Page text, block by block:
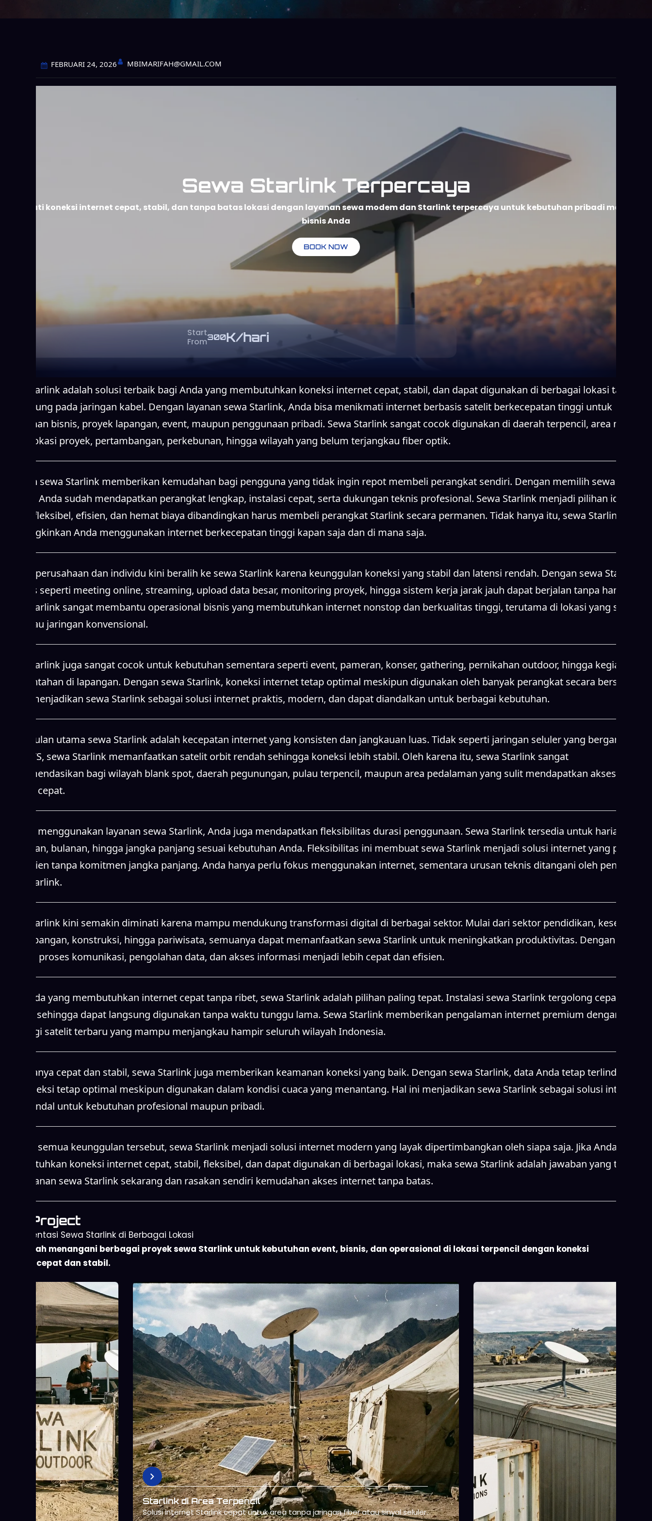
FEBRUARI 24, 2026 MBIMARIFAH@GMAIL.COM
Sewa Starlink Terpercaya
Nikmati koneksi internet cepat, stabil, dan tanpa batas lokasi dengan layanan sewa modem dan Starlink terpercaya untuk kebutuhan pribadi maupun
bisnis Anda
BOOK NOW
Start
From300K/hari
Sewa Starlink adalah solusi terbaik bagi Anda yang membutuhkan koneksi internet cepat, stabil, dan dapat digunakan di berbagai lokasi tanpa
bergantung pada jaringan kabel. Dengan layanan sewa Starlink, Anda bisa menikmati internet berbasis satelit berkecepatan tinggi untuk
kebutuhan bisnis, proyek lapangan, event, maupun penggunaan pribadi. Sewa Starlink sangat cocok digunakan di daerah terpencil, area minim
sinyal, lokasi proyek, pertambangan, perkebunan, hingga wilayah yang belum terjangkau fiber optik.
Layanan sewa Starlink memberikan kemudahan bagi pengguna yang tidak ingin repot membeli perangkat sendiri. Dengan memilih sewa
Starlink, Anda sudah mendapatkan perangkat lengkap, instalasi cepat, serta dukungan teknis profesional. Sewa Starlink menjadi pilihan ideal
karena fleksibel, efisien, dan hemat biaya dibandingkan harus membeli perangkat Starlink secara permanen. Tidak hanya itu, sewa Starlink juga
memungkinkan Anda menggunakan internet berkecepatan tinggi kapan saja dan di mana saja.
Banyak perusahaan dan individu kini beralih ke sewa Starlink karena keunggulan koneksi yang stabil dan latensi rendah. Dengan sewa Starlink,
aktivitas seperti meeting online, streaming, upload data besar, monitoring proyek, hingga sistem kerja jarak jauh dapat berjalan tanpa hambatan.
Sewa Starlink sangat membantu operasional bisnis yang membutuhkan internet nonstop dan berkualitas tinggi, terutama di lokasi yang sulit
dijangkau jaringan konvensional.
Sewa Starlink juga sangat cocok untuk kebutuhan sementara seperti event, pameran, konser, gathering, pernikahan outdoor, hingga kegiatan
pemerintahan di lapangan. Dengan sewa Starlink, koneksi internet tetap optimal meskipun digunakan oleh banyak perangkat secara bersamaan.
Hal ini menjadikan sewa Starlink sebagai solusi internet praktis, modern, dan dapat diandalkan untuk berbagai kebutuhan.
Keunggulan utama sewa Starlink adalah kecepatan internet yang konsisten dan jangkauan luas. Tidak seperti jaringan seluler yang bergantung
pada BTS, sewa Starlink memanfaatkan satelit orbit rendah sehingga koneksi lebih stabil. Oleh karena itu, sewa Starlink sangat
direkomendasikan bagi wilayah blank spot, daerah pegunungan, pulau terpencil, maupun area pedalaman yang sulit mendapatkan akses
internet cepat.
Dengan menggunakan layanan sewa Starlink, Anda juga mendapatkan fleksibilitas durasi penggunaan. Sewa Starlink tersedia untuk harian,
mingguan, bulanan, hingga jangka panjang sesuai kebutuhan Anda. Fleksibilitas ini membuat sewa Starlink menjadi solusi internet yang praktis
dan efisien tanpa komitmen jangka panjang. Anda hanya perlu fokus menggunakan internet, sementara urusan teknis ditangani oleh penyedia
sewa Starlink.
Sewa Starlink kini semakin diminati karena mampu mendukung transformasi digital di berbagai sektor. Mulai dari sektor pendidikan, kesehatan,
pertambangan, konstruksi, hingga pariwisata, semuanya dapat memanfaatkan sewa Starlink untuk meningkatkan produktivitas. Dengan sewa
Starlink, proses komunikasi, pengolahan data, dan akses informasi menjadi lebih cepat dan efisien.
Bagi Anda yang membutuhkan internet cepat tanpa ribet, sewa Starlink adalah pilihan paling tepat. Instalasi sewa Starlink tergolong cepat dan
mudah, sehingga dapat langsung digunakan tanpa waktu tunggu lama. Sewa Starlink memberikan pengalaman internet premium dengan
teknologi satelit terbaru yang mampu menjangkau hampir seluruh wilayah Indonesia.
Tidak hanya cepat dan stabil, sewa Starlink juga memberikan keamanan koneksi yang baik. Dengan sewa Starlink, data Anda tetap terlindungi
dan koneksi tetap optimal meskipun digunakan dalam kondisi cuaca yang menantang. Hal ini menjadikan sewa Starlink sebagai solusi internet
yang handal untuk kebutuhan profesional maupun pribadi.
Dengan semua keunggulan tersebut, sewa Starlink menjadi solusi internet modern yang layak dipertimbangkan oleh siapa saja. Jika Anda
membutuhkan koneksi internet cepat, stabil, fleksibel, dan dapat digunakan di berbagai lokasi, maka sewa Starlink adalah jawaban yang tepat.
Pilih layanan sewa Starlink sekarang dan rasakan sendiri kemudahan akses internet tanpa batas.
Our Project
Implementasi Sewa Starlink di Berbagai Lokasi
Kami telah menangani berbagai proyek sewa Starlink untuk kebutuhan event, bisnis, dan operasional di lokasi terpencil dengan koneksi
internet cepat dan stabil.
Sewa Starlink untuk Event
Outdoor
Starlink untuk Operasional
Perusahaan
Mendukung kerja remote dan
sementara dengan koneksi
andal dan konsisten.